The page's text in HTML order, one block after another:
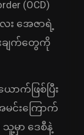
(OCD)
း အေဇာရဲ့
ချက်တွေကို
ာက်ဖြစ်ပြီး
င်းကြောက်
မှာ ဒေစီနဲ့